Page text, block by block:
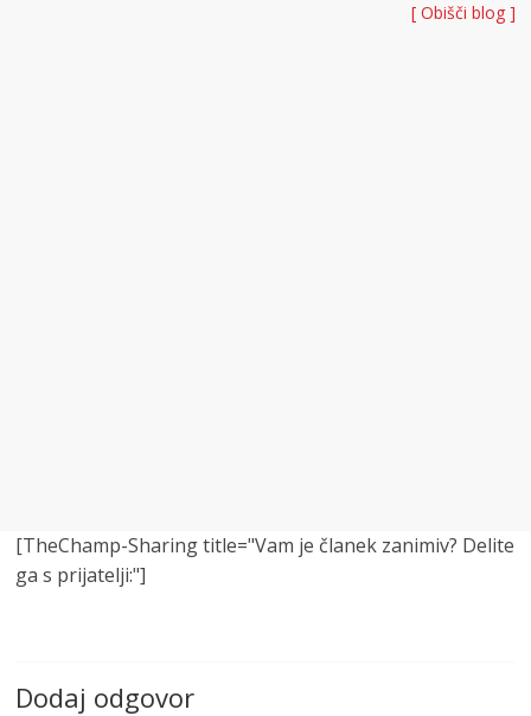
[ Obišči blog ]
[TheChamp-Sharing title="Vam je članek zanimiv? Delite
ga s prijatelji:"]
Dodaj odgovor